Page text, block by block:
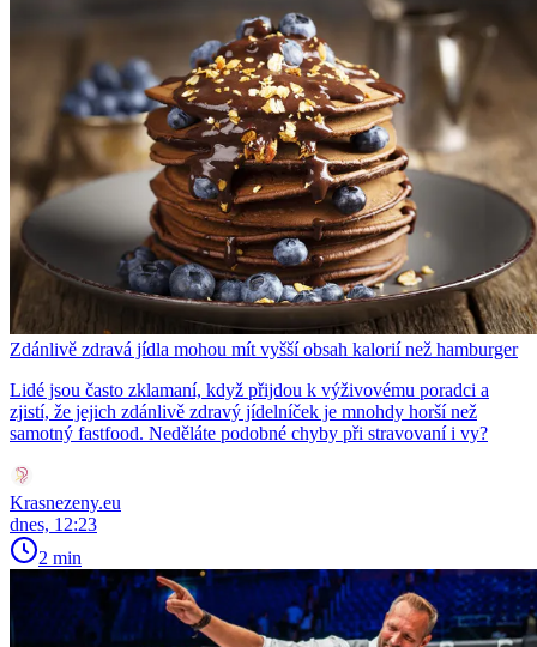
Zdánlivě zdravá jídla mohou mít vyšší obsah kalorií než hamburger
Lidé jsou často zklamaní, když přijdou k výživovému poradci a
zjistí, že jejich zdánlivě zdravý jídelníček je mnohdy horší než
samotný fastfood. Neděláte podobné chyby při stravovaní i vy?
Krasnezeny.eu
dnes, 12:23
2 min